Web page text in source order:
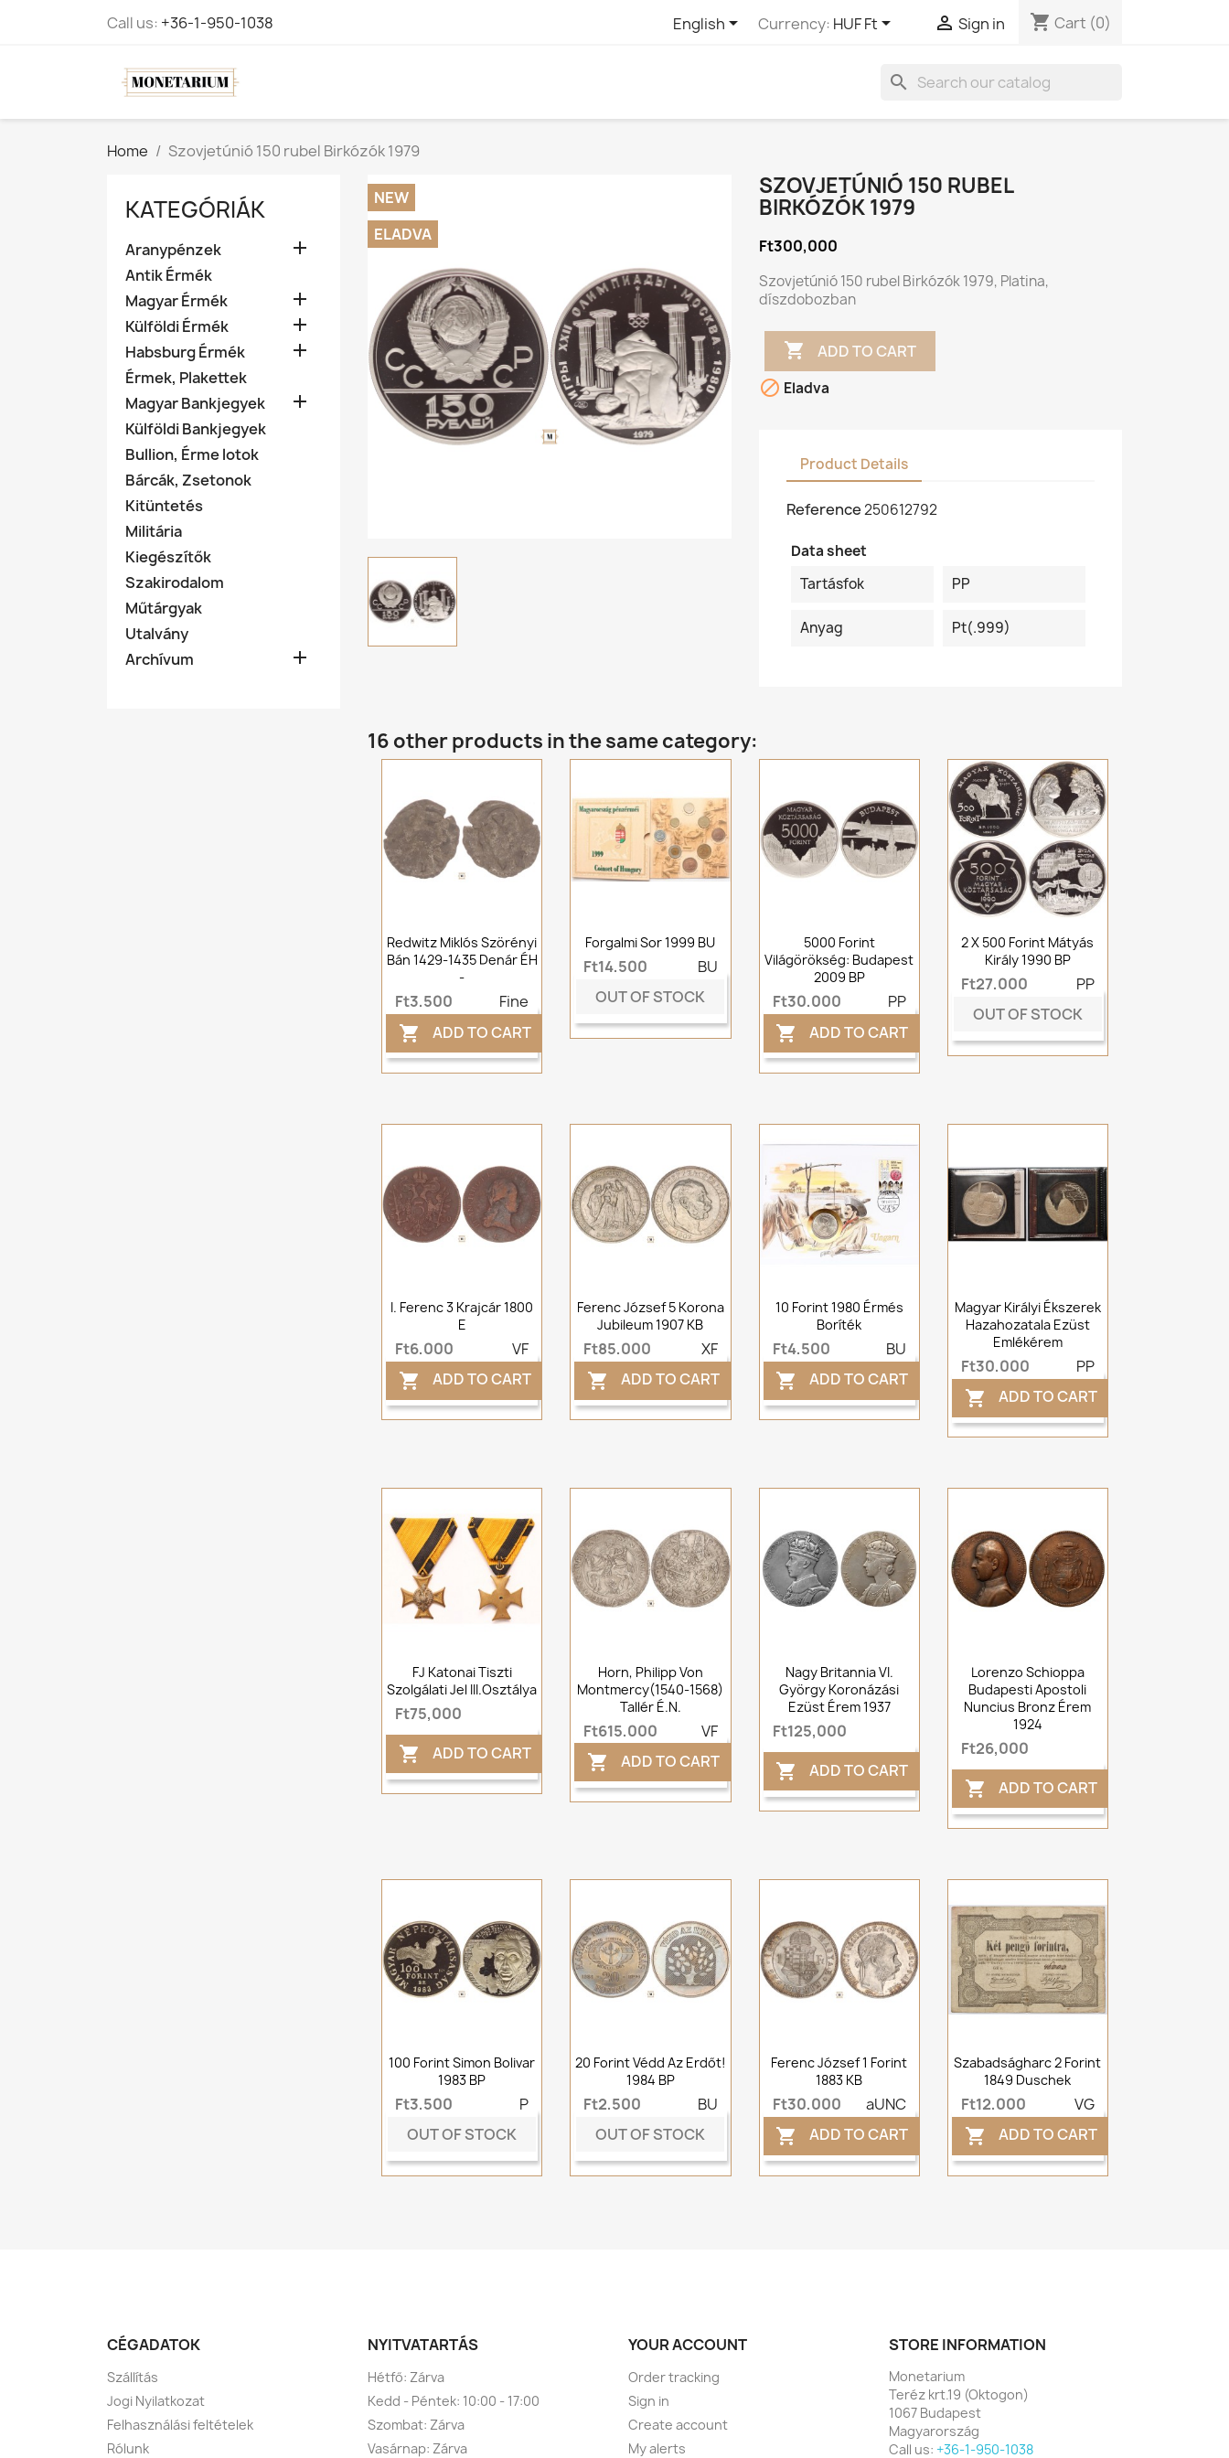
Call us: +36-1-950-1038 English Currency: HUF Ft  Sign in shopping_cart Cart (0)
search
Home Szovjetúnió 150 rubel Birkózók 1979
KATEGÓRIÁK
Aranypénzek 
Antik Érmék
Magyar Érmék

Külföldi Érmék 
Habsburg Érmék 
Érmek, Plakettek
Magyar Bankjegyek

Külföldi Bankjegyek
Bullion, Érme lotok
Bárcák, Zsetonok
Kitüntetés
Militária
Kiegészítők
Szakirodalom
Műtárgyak
Utalvány
Archívum

NEW
ELADVA
SZOVJETÚNIÓ 150 RUBEL
BIRKÓZÓK 1979
Ft300,000
Szovjetúnió 150 rubel Birkózók 1979, Platina,
díszdobozban
 ADD TO CART
 Eladva
Product Details
Reference250612792
Data sheet
Tartásfok
PP
Anyag Pt(.999)
16 other products in the same category:
Redwitz Miklós Szörényi
Bán 1429-1435 Denár ÉH
-
Ft3,500 Fine
 ADD TO CART
Forgalmi Sor 1999 BU
Ft14,500
BU
OUT OF STOCK
5000 Forint
Világörökség: Budapest
2009 BP
Ft30,000 PP
 ADD TO CART
2 X 500 Forint Mátyás
Király 1990 BP
Ft27,000
PP
OUT OF STOCK
I. Ferenc 3 Krajcár 1800
E
Ft6,000 VF
 ADD TO CART
Ferenc József 5 Korona
Jubileum 1907 KB
Ft85,000 XF
 ADD TO CART
10 Forint 1980 Érmés
Boríték
Ft4,500 BU
 ADD TO CART
Magyar Királyi Ékszerek
Hazahozatala Ezüst
Emlékérem
Ft30,000 PP
 ADD TO CART
FJ Katonai Tiszti
Szolgálati Jel III.osztálya
Ft75,000
 ADD TO CART
Horn, Philipp Von
Montmercy(1540-1568)
Tallér É.n.
Ft615,000 VF
 ADD TO CART
Nagy Britannia VI.
György Koronázási
Ezüst Érem 1937
Ft125,000
 ADD TO CART
Lorenzo Schioppa
Budapesti Apostoli
Nuncius Bronz Érem
1924
Ft26,000
 ADD TO CART
100 Forint Simon Bolivar
1983 BP
Ft3,500
P
OUT OF STOCK
20 Forint Védd Az Erdőt!
1984 BP
Ft2,500
BU
OUT OF STOCK
Ferenc József 1 Forint
1883 KB
Ft30,000 aUNC
 ADD TO CART
Szabadságharc 2 Forint
1849 Duschek
Ft12,000 VG
 ADD TO CART
CÉGADATOK
Szállítás
Jogi Nyilatkozat
Felhasználási feltételek
Rólunk
NYITVATARTÁS
Hétfő: Zárva
Kedd - Péntek: 10:00 - 17:00
Szombat: Zárva
Vasárnap: Zárva
YOUR ACCOUNT
Order tracking
Sign in
Create account
My alerts
STORE INFORMATION
Monetarium
Teréz krt.19 (Oktogon)
1067 Budapest
Magyarország
Call us: +36-1-950-1038